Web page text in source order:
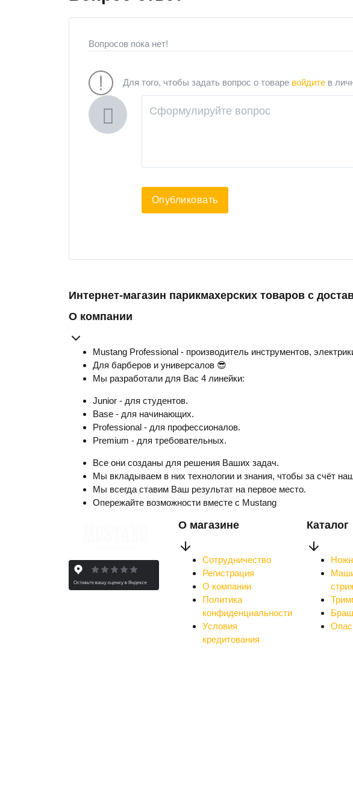
Вопросов пока нет!
Для того, чтобы задать вопрос о товаре войдите в
Опубликовать
Интернет-магазин парикмахерских товаров с
О компании
Mustang Professional - производитель инструментов,
Для барберов и универсалов 😎
Мы разработали для Вас 4 линейки:
Junior - для студентов.
Base - для начинающих.
Professional - для профессионалов.
Premium - для требовательных.
Все они созданы для решения Ваших задач.
Мы вкладываем в них технологии и знания, чтобы за счёт
Мы всегда ставим Ваш результат на первое место.
Опережайте возможности вместе с Mustang
О магазине
Сотрудничество
Регистрация
О компании
Политика
конфиденциальности
Условия
кредитования
Каталог